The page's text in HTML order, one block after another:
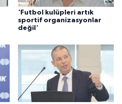
'Futbol kulüpleri artık
sportif organizasyonlar
değil'